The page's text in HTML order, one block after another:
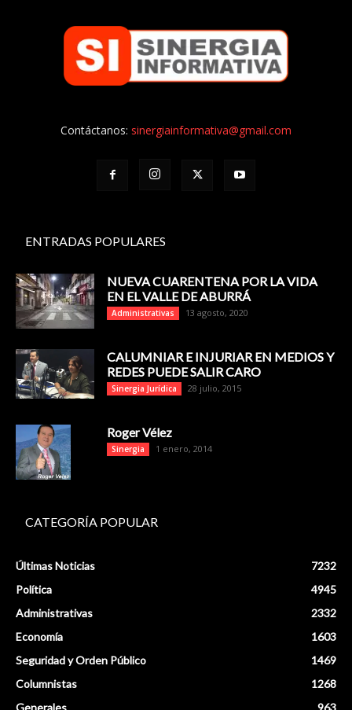
Contáctanos: sinergiainformativa@gmail.com
ENTRADAS POPULARES
NUEVA CUARENTENA POR LA VIDA
EN EL VALLE DE ABURRÁ
Administrativas 13 agosto, 2020
CALUMNIAR E INJURIAR EN MEDIOS Y
REDES PUEDE SALIR CARO
Sinergia Jurídica 28 julio, 2015
Roger Vélez
Sinergia 1 enero, 2014
CATEGORÍA POPULAR
Últimas Noticias
7232
Política
4945
Administrativas
2332
Economía
1603
Seguridad y Orden Público
1469
Columnistas
1268
Generales
963